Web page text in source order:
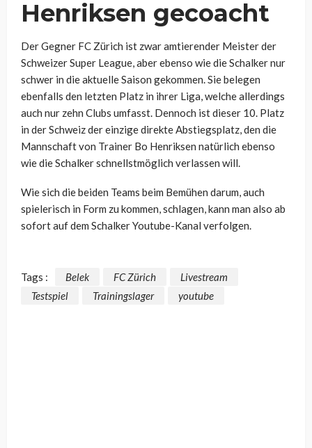
Henriksen gecoacht
Der Gegner FC Zürich ist zwar amtierender Meister der
Schweizer Super League, aber ebenso wie die Schalker nur
schwer in die aktuelle Saison gekommen. Sie belegen
ebenfalls den letzten Platz in ihrer Liga, welche allerdings
auch nur zehn Clubs umfasst. Dennoch ist dieser 10. Platz
in der Schweiz der einzige direkte Abstiegsplatz, den die
Mannschaft von Trainer Bo Henriksen natürlich ebenso
wie die Schalker schnellstmöglich verlassen will.
Wie sich die beiden Teams beim Bemühen darum, auch
spielerisch in Form zu kommen, schlagen, kann man also ab
sofort auf dem Schalker Youtube-Kanal verfolgen.
Tags : Belek FC Zürich
Livestream
Testspiel
Trainingslager youtube